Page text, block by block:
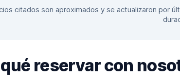
citados son aproximados y se actualizaron por
reservar con